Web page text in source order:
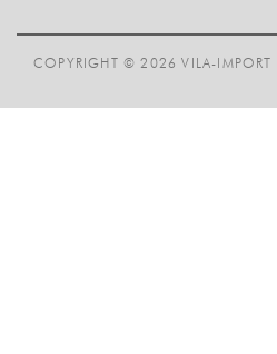
COPYRIGHT © 2026 VILA-IMPORT